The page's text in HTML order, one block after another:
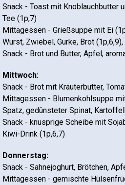
Snack - Toast mit Knoblauchbutter
Tee (1p,7)
Mittagessen - Grießsuppe mit Ei
Wurst, Zwiebel, Gurke, Brot
Snack - Brot und Butter, Apfel,
Mittwoch:
Snack - Brot mit Kräuterbutter,
Mittagessen - Blumenkohlsuppe
Spatz, gedünsteter Spinat,
Snack - knusprige Scheibe mit
Kiwi-Drink (1p,6,7)
Donnerstag:
Snack - Sahnejoghurt, Brötchen,
Mittagessen - gemischte